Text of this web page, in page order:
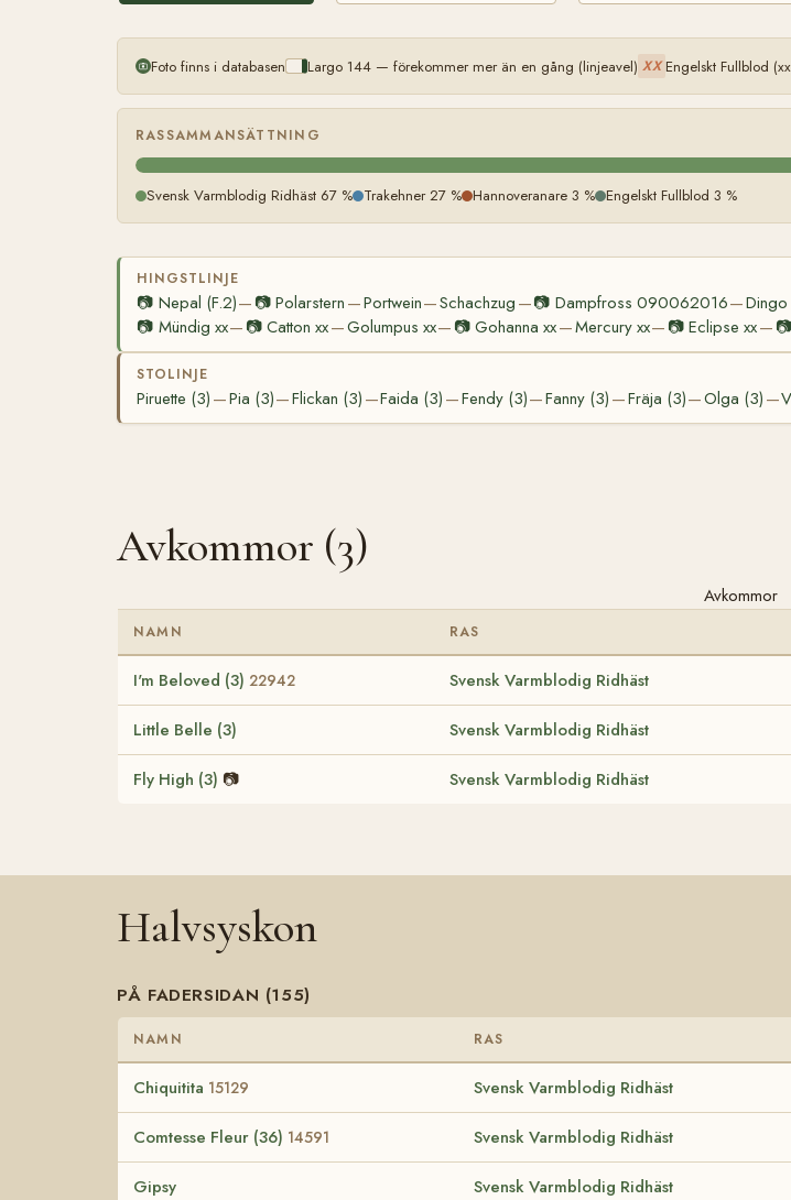
Foto finns i databasen Largo 144 — förekommer mer än en gång (linjeavel) XX Engelskt Fullblod
RASSAMMANSÄTTNING
Svensk Varmblodig Ridhäst 67 % Trakehner 27 % Hannoveranare 3 % Engelskt Fullblod 3 %
HINGSTLINJE
📷 Nepal (F.2)— 📷Polarstern —Portwein—Schachzug —📷 Dampfross 090062016—
📷 Mündig xx— 📷Catton xx—Golumpus xx— 📷Gohanna xx—Mercury xx— 📷Eclipse xx— 📷
STOLINJE
Piruette (3) —Pia (3)—Flickan (3) —Faida (3) —Fendy (3)—Fanny (3) —Fräja (3)—Olga (3) —
Avkommor (3)
Avkommor
NAMN RAS
I'm Beloved (3) 22942 Svensk Varmblodig Ridhäst
Little Belle (3) Svensk Varmblodig Ridhäst
Fly High (3) 📷 Svensk Varmblodig Ridhäst
Halvsyskon
PÅ FADERSIDAN (155)
NAMN RAS
Chiquitita 15129 Svensk Varmblodig Ridhäst
Comtesse Fleur (36) 14591 Svensk Varmblodig Ridhäst
Gipsy Svensk Varmblodig Ridhäst